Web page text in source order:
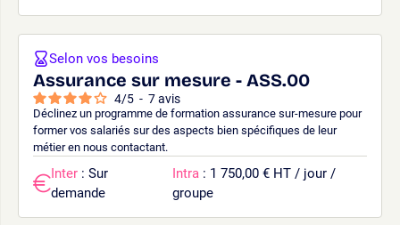
Assurance sur mesure - ASS.00
4/5 - 7avis
Déclinez un programme de formation assurance sur-mesure pour
former vos salariés sur des aspects bien spécifiques de leur
métier en nous contactant.
Selon vos besoins
Inter : Sur
demande
Intra : 1 750,00 € HT / jour /
groupe